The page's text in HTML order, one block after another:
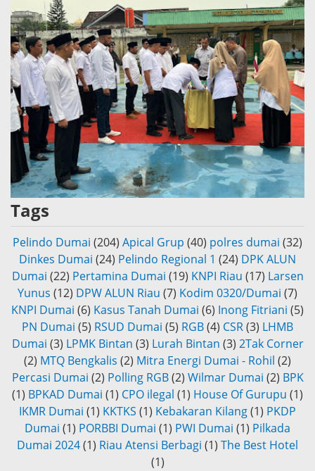
Tags
Pelindo Dumai (204) Apical Grup (40) polres dumai (32)
Dinkes Dumai (24) Pelindo Regional 1 (24) DPK ALUN
Dumai (22) Pertamina Dumai (19) KNPI Riau (17) Larsen
Yunus (12) DPW ALUN Riau (7) Kodim 0320/Dumai (7)
KNPI Dumai (6) Kasus Tanah Dumai (6) Inong Fitriani (5)
PN Dumai (5) RSUD Dumai (5) RGB(4) CSR(3) LHMB
Dumai (3) LPMK Bintan (3) Lurah Bintan (3) 2Tak Corner
(2) MTQ Bengkalis (2) Mitra Energi Dumai - Rohil (2)
Percasi Dumai (2) Polling RGB (2) Wilmar Dumai (2) BPK
(1) BPKAD Dumai (1) CPO ilegal (1) House Of Gurupu (1)
IKMR Dumai (1) KKTKS (1) Kebakaran Kilang(1) PKDP
Dumai (1) PORBBI Dumai (1) PWI Dumai (1) Pilkada
Dumai 2024(1) Riau Atensi Berbagi (1) The Best Hotel
(1)